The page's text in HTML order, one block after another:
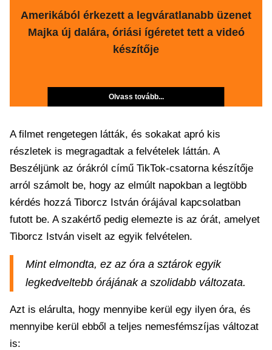
Amerikából érkezett a legváratlanabb üzenet
Majka új dalára, óriási ígéretet tett a videó
készítője
Olvass tovább...
A filmet rengetegen látták, és sokakat apró kis
részletek is megragadtak a felvételek láttán. A
Beszéljünk az órákról című TikTok-csatorna készítője
arról számolt be, hogy az elmúlt napokban a legtöbb
kérdés hozzá Tiborcz István órájával kapcsolatban
futott be. A szakértő pedig elemezte is az órát, amelyet
Tiborcz István viselt az egyik felvételen.
Mint elmondta, ez az óra a sztárok egyik
legkedveltebb órájának a szolidabb változata.
Azt is elárulta, hogy mennyibe kerül egy ilyen óra, és
mennyibe kerül ebből a teljes nemesfémszíjas változat
is: